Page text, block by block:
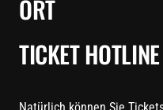
ORT
TICKET HOTLINE